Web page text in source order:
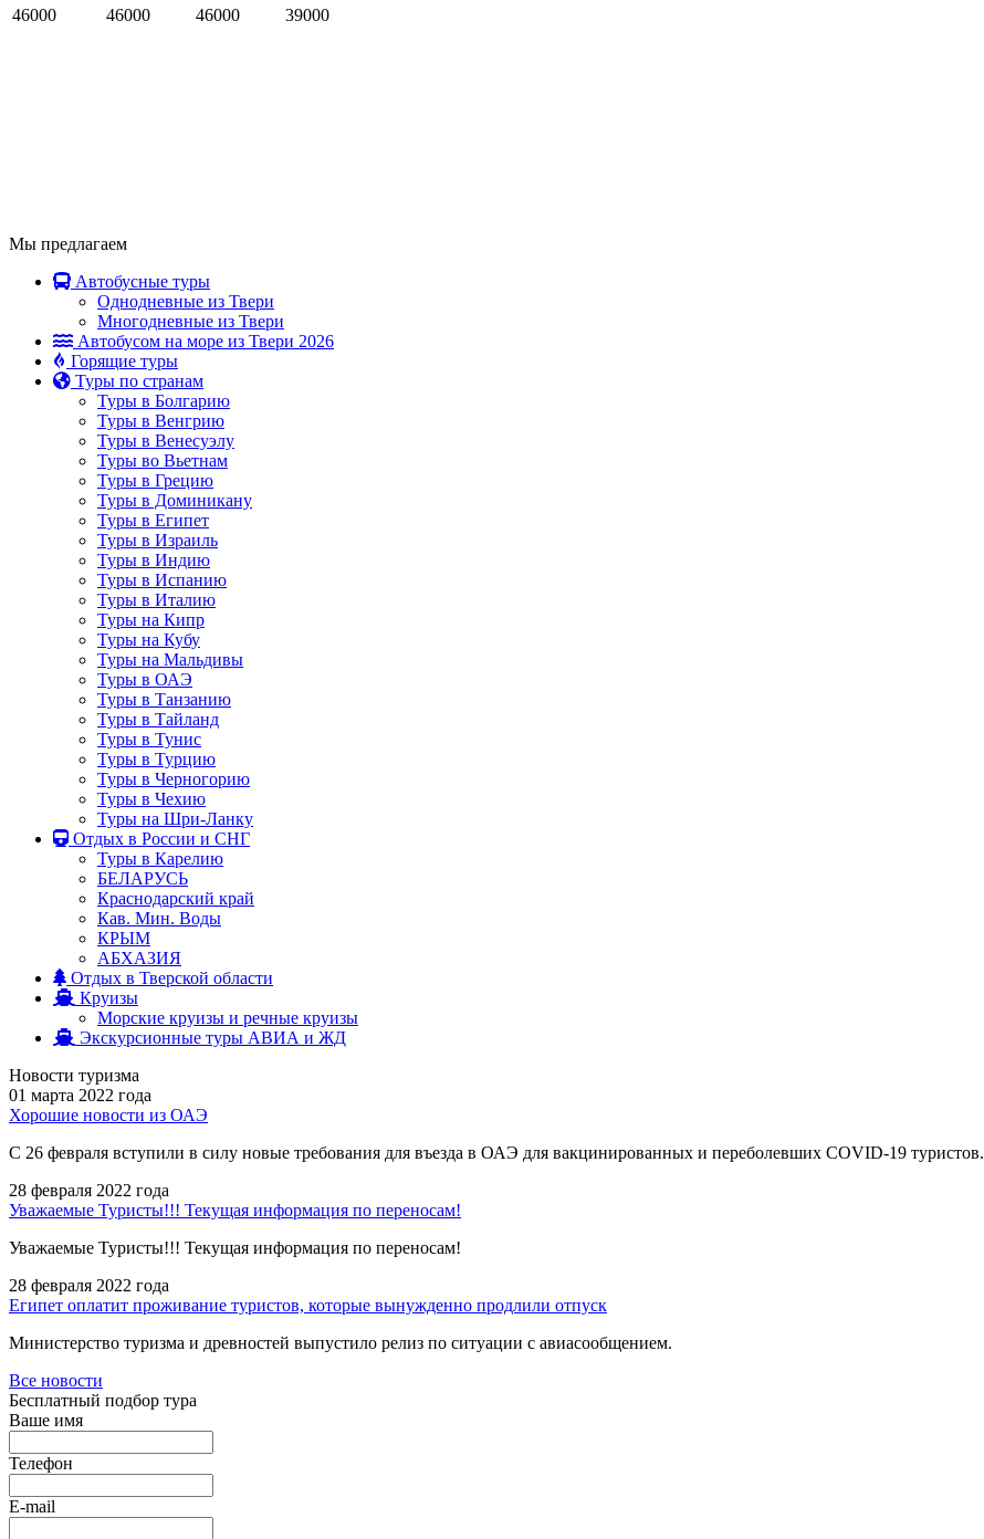
46000
46000
46000
39000
Мы предлагаем
Автобусные туры
Однодневные из Твери
Многодневные из Твери
Автобусом на море из Твери 2026
Горящие туры
Туры по странам
Туры в Болгарию
Туры в Венгрию
Туры в Венесуэлу
Туры во Вьетнам
Туры в Грецию
Туры в Доминикану
Туры в Египет
Туры в Израиль
Туры в Индию
Туры в Испанию
Туры в Италию
Туры на Кипр
Туры на Кубу
Туры на Мальдивы
Туры в ОАЭ
Туры в Танзанию
Туры в Тайланд
Туры в Тунис
Туры в Турцию
Туры в Черногорию
Туры в Чехию
Туры на Шри-Ланку
Отдых в России и СНГ
Туры в Карелию
БЕЛАРУСЬ
Краснодарский край
Кав. Мин. Воды
КРЫМ
АБХАЗИЯ
Отдых в Тверской области
Круизы
Морские круизы и речные круизы
Экскурсионные туры АВИА и ЖД
Новости туризма
01 марта 2022 года
Хорошие новости из ОАЭ
С 26 февраля вступили в силу новые требования для въезда в ОАЭ для вакцинированных и переболевших COVID-19 туристов.
28 февраля 2022 года
Уважаемые Туристы!!! Текущая информация по переносам!
Уважаемые Туристы!!! Текущая информация по переносам!
28 февраля 2022 года
Египет оплатит проживание туристов, которые вынужденно продлили отпуск
Министерство туризма и древностей выпустило релиз по ситуации с авиасообщением.
Все новости
Бесплатный подбор тура
Ваше имя
Телефон
E-mail